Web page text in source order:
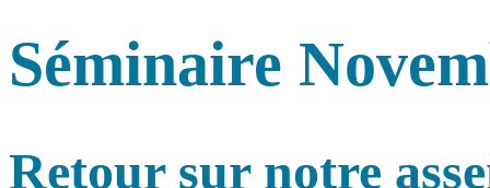
Séminaire
Retour sur notre